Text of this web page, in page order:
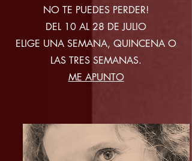
NO TE PUEDES PERDER!
DEL 10 AL 28 DE JULIO
ELIGE UNA SEMANA, QUINCENA O
LAS TRES SEMANAS.
ME APUNTO